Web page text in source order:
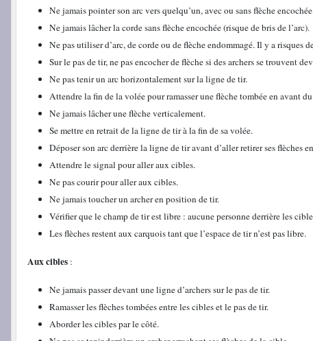
Ne jamais pointer son arc vers quelqu’un, avec ou sans flèche encochée.
Ne jamais lâcher la corde sans flèche encochée (risque de bris de l’arc).
Ne pas utiliser d’arc, de corde ou de flèche endommagé. Il y a risques
Sur le pas de tir, ne pas encocher de flèche si des archers se trouvent
Ne pas tenir un arc horizontalement sur la ligne de tir.
Attendre la fin de la volée pour ramasser une flèche tombée en avant
Ne jamais lâcher une flèche verticalement.
Se mettre en retrait de la ligne de tir à la fin de sa volée.
Déposer son arc derrière la ligne de tir avant d’aller retirer ses flèches
Attendre le signal pour aller aux cibles.
Ne pas courir pour aller aux cibles.
Ne jamais toucher un archer en position de tir.
Vérifier que le champ de tir est libre : aucune personne derrière les
Les flèches restent aux carquois tant que l’espace de tir n’est pas libre.
Aux cibles :
Ne jamais passer devant une ligne d’archers sur le pas de tir.
Ramasser les flèches tombées entre les cibles et le pas de tir.
Aborder les cibles par le côté.